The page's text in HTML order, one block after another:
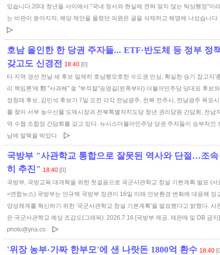
있습니다.20대 청년들 사이에서 "국내 정서와 현실에 전혀 맞지 않는 탁상행정"이
는 비판이 쏟아지자, 해당 제안을 올렸던 의원은 글을 삭제하고 해명에 나섰습니다.
▷
호남 올인한 한 당권 주자들... ETF·반도체 등 정부 정
갖고도 신경전 18:40 [0]
타 지역 경선 전날 세 후보 일제히 호남행모호한 수도권 민심, 확실한 승기 잡고자'
리 책임론'에 鄭 "사과해" 金 "부적절"송영길(왼쪽부터) 더불어민주당 당대표 후보와
정청래 후보, 김민석 후보가 7일 오전 각각 전남광주, 전북 전주시, 전남광주 목포시
를 찾아 서부 농수산물 도매시장과 전북특별자치도당 청년 권리당원 간담회, 전남
역 수협 조합장 간담회를 갖고 있다. 뉴시스더불어민주당 당권 주자들이 승부처인
남에 말뚝을 박았다.
▷
국방부 "사관학교 통합으로 잘못된 역사와 단절…조속
히 추진" 18:40 [0]
국방부, 국방교육 대개혁을 위한 첫걸음으로 국군사관학교 창설 기본계획 발표 (서
=연합뉴스) 국방부는 안규백 국방부 장관이 16일 미래 안보환경 변화에 대응해 장
양성체계를 혁신하기 위한 '국군사관학교 창설 기본계획'을 발표했다고 밝혔다. 사
은 국군사관학교 예상 조감도(그래픽). 2026.7.16 [국방부 제공. 재판매 및 DB 금지]
photo@yna.co.
▷
'위장 농부·가짜 한부모'에 샌 나랏돈 1800억 환수 18:40